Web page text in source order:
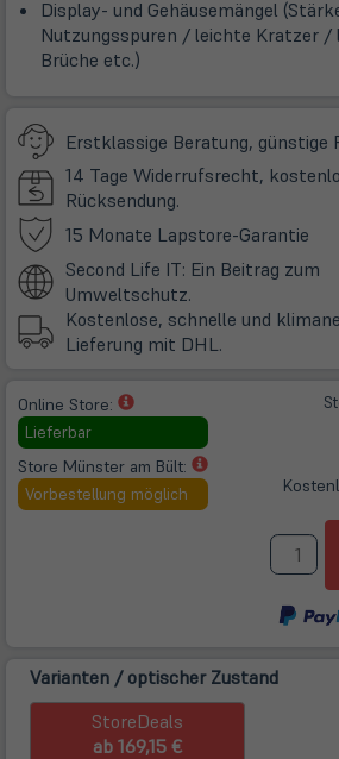
Display- und Gehäusemängel
Nutzungsspuren / leichte Kratzer /
Brüche etc.)
Erstklassige Beratung, günstige
14 Tage Widerrufsrecht,
Rücksendung.
15 Monate Lapstore-Garantie
Second Life IT: Ein Beitrag zum
Umweltschutz.
Kostenlose, schnelle und
Lieferung mit DHL.
Online Store:
(öffnet
neuem
Tab)
Lieferbar
Store Münster am Bült:
(öffnet
in
neuem
Vorbestellung möglich
Varianten / optischer Zustand
StoreDeals
ab 169,15 €